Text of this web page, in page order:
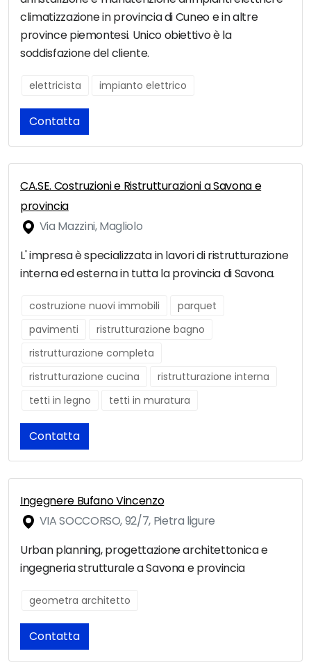
climatizzazione in provincia di Cuneo e in altre
province piemontesi. Unico obiettivo è la
soddisfazione del cliente.
elettricista impianto elettrico
Contatta
CA.SE. Costruzioni e Ristrutturazioni a Savona e
provincia
Via Mazzini, Magliolo
L' impresa è specializzata in lavori di ristrutturazione
interna ed esterna in tutta la provincia di Savona.
costruzione nuovi immobili
parquet
pavimenti
ristrutturazione bagno
ristrutturazione completa
ristrutturazione cucina
ristrutturazione interna
tetti in legno
tetti in muratura
Contatta
Ingegnere Bufano Vincenzo
VIA SOCCORSO, 92/7, Pietra ligure
Urban planning, progettazione architettonica e
ingegneria strutturale a Savona e provincia
geometra architetto
Contatta